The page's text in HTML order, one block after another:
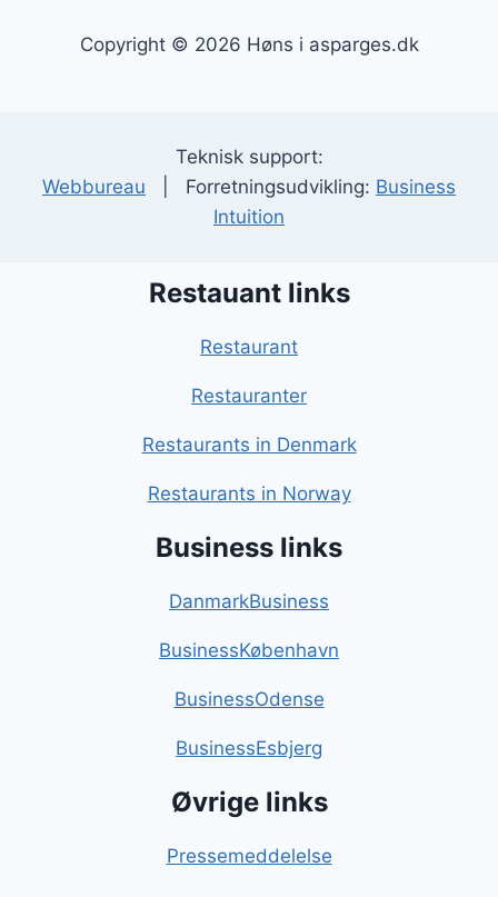
Copyright © 2026 Høns i asparges.dk
Teknisk support:
Webbureau | Forretningsudvikling: Business
Intuition
Restauant links
Restaurant
Restauranter
Restaurants in Denmark
Restaurants in Norway
Business links
DanmarkBusiness
BusinessKøbenhavn
BusinessOdense
BusinessEsbjerg
Øvrige links
Pressemeddelelse